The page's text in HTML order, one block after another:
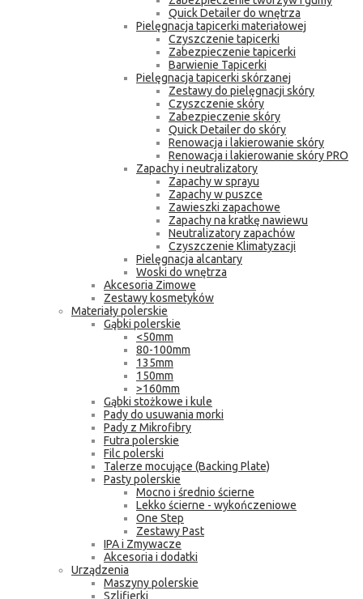
Quick Detailer do wnętrza
Pielęgnacja tapicerki materiałowej
Czyszczenie tapicerki
Zabezpieczenie tapicerki
Barwienie Tapicerki
Pielęgnacja tapicerki skórzanej
Zestawy do pielęgnacji skóry
Czyszczenie skóry
Zabezpieczenie skóry
Quick Detailer do skóry
Renowacja i lakierowanie skóry
Renowacja i lakierowanie skóry PRO
Zapachy i neutralizatory
Zapachy w sprayu
Zapachy w puszce
Zawieszki zapachowe
Zapachy na kratkę nawiewu
Neutralizatory zapachów
Czyszczenie Klimatyzacji
Pielęgnacja alcantary
Woski do wnętrza
Akcesoria Zimowe
Zestawy kosmetyków
Materiały polerskie
Gąbki polerskie
<50mm
80-100mm
135mm
150mm
>160mm
Gąbki stożkowe i kule
Pady do usuwania morki
Pady z Mikrofibry
Futra polerskie
Filc polerski
Talerze mocujące (Backing Plate)
Pasty polerskie
Mocno i średnio ścierne
Lekko ścierne - wykończeniowe
One Step
Zestawy Past
IPA i Zmywacze
Akcesoria i dodatki
Urządzenia
Maszyny polerskie
Szlifierki